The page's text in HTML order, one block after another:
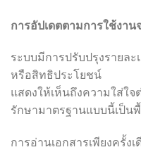
การอัปเดตตามการใช้งาน
ระบบมีการปรับปรุงรายละ
หรือสิทธิประโยชน์
แสดงให้เห็นถึงความใส่ใ
รักษามาตรฐานแบบนี้เป็น
การอ่านเอกสารเพียงครั้ง